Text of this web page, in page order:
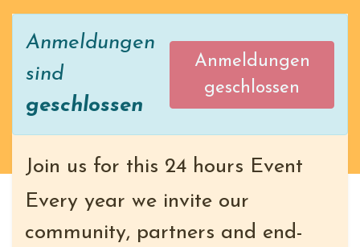
Anmeldungen
sind
geschlossen
Anmeldungen
geschlossen
Join us for this 24 hours Event
Every year we invite our
community, partners and end-